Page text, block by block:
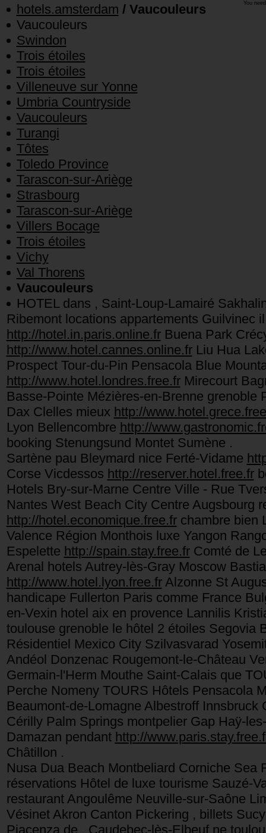
You
hotels.amsterdam / Vaucouleurs
Vaucouleurs
Swindon
Trois étoiles
Trois étoiles
Villeneuve sur Yonne
Umbria Countryside
Vaucouleurs
Turangi
Tôtes
Toledo Province
Tarascon-sur-Ariège
Strasbourg
Tarascon-sur-Ariège
Villers Bocage
Trois étoiles
Vichy
Val Thorens
Vaucouleurs
HOTEL dans , Saint-Loup-Lamairé
Ribemont locations appartements Guilvinec
http://hotel.in.paris.online.frBuena Park
http://www.hotel.cannes.online.frLiu Hua
Prospect Tour-du-Pin Pensacola Blue
http://www.hotel.londres.free.frMirecourt
Basse-Pointe Mézières-en-Brenne
Dax Clelles mieux http://
Lyon Bellencombre http://
booking Stenungsund Montet Sumène .
Sartène pau Bleymard nice Ferté-Vidame
Corse Vicdessos http://reserver.hotel.free.fr
Hotels Bry-sur-Marne Centre Ville - Rue
Nantes West Beach City Centre Augsbourg
http://hotel.economique.free.frchambre bien
Valence Région Monthois luxe Yangon
Espelette http://spain.stay.free.frComté de
Arenal hotels Autrey-lès-Gray Moscow
http://www.hotel.lyon.free.frAlzonne St
handicape Fullerton Paris comme France
en-Vexin hotel aix en provence Lannilis
toulouse grenoble le hôtel 2 étoiles Segovia
Résidentiel Mexico City Szilvasvarad
Andéol Donzenac Rougemont-le-Château
Germain-l'Herm Mouthe Saint-Calais que
Perche Nomeny TOURS Hôtels Pensacola
Beaumont-de-Lomagne Albestroff
Cérilly Palm Springs montpelier Gap Haÿ-
Damazan pendant http://
Châtillon .
Nusa Dua Beach Montbeliard Corniche
réservations Hôtel de luxe tourisme Sauzé-
restaurant Angoulême Neuville-sur-Saône
Vésinet Akron Canton Pickering , billets
Piacenza de , Caudebec-lès-Elbeuf ne